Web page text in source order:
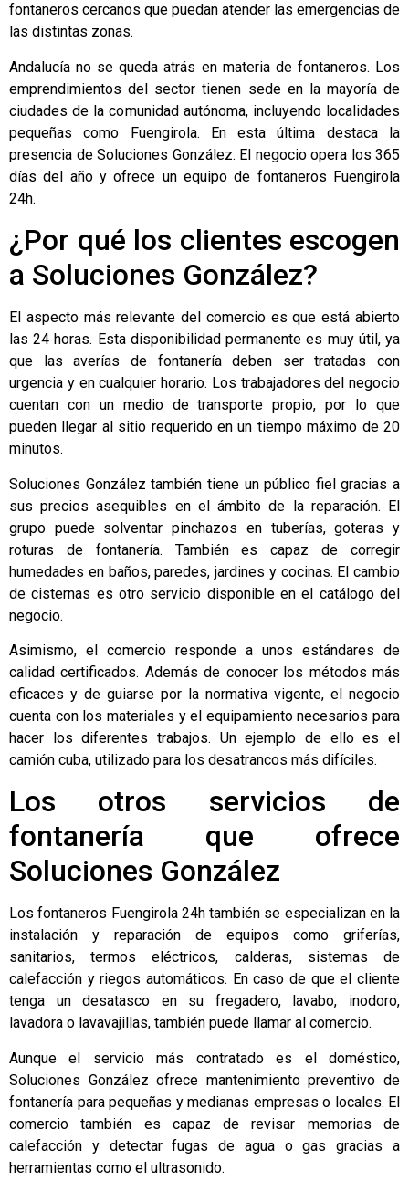
fontaneros cercanos que puedan atender las emergencias de
las distintas zonas.
Andalucía no se queda atrás en materia de fontaneros. Los
emprendimientos del sector tienen sede en la mayoría de
ciudades de la comunidad autónoma, incluyendo localidades
pequeñas como Fuengirola. En esta última destaca la
presencia de Soluciones González. El negocio opera los 365
días del año y ofrece un equipo de fontaneros Fuengirola
24h.
¿Por qué los clientes escogen
a Soluciones González?
El aspecto más relevante del comercio es que está abierto
las 24 horas. Esta disponibilidad permanente es muy útil, ya
que las averías de fontanería deben ser tratadas con
urgencia y en cualquier horario. Los trabajadores del negocio
cuentan con un medio de transporte propio, por lo que
pueden llegar al sitio requerido en un tiempo máximo de 20
minutos.
Soluciones González también tiene un público fiel gracias a
sus precios asequibles en el ámbito de la reparación. El
grupo puede solventar pinchazos en tuberías, goteras y
roturas de fontanería. También es capaz de corregir
humedades en baños, paredes, jardines y cocinas. El cambio
de cisternas es otro servicio disponible en el catálogo del
negocio.
Asimismo, el comercio responde a unos estándares de
calidad certificados. Además de conocer los métodos más
eficaces y de guiarse por la normativa vigente, el negocio
cuenta con los materiales y el equipamiento necesarios para
hacer los diferentes trabajos. Un ejemplo de ello es el
camión cuba, utilizado para los desatrancos más difíciles.
Los otros servicios de
fontanería que ofrece
Soluciones González
Los fontaneros Fuengirola 24h también se especializan en la
instalación y reparación de equipos como griferías,
sanitarios, termos eléctricos, calderas, sistemas de
calefacción y riegos automáticos. En caso de que el cliente
tenga un desatasco en su fregadero, lavabo, inodoro,
lavadora o lavavajillas, también puede llamar al comercio.
Aunque el servicio más contratado es el doméstico,
Soluciones González ofrece mantenimiento preventivo de
fontanería para pequeñas y medianas empresas o locales. El
comercio también es capaz de revisar memorias de
calefacción y detectar fugas de agua o gas gracias a
herramientas como el ultrasonido.